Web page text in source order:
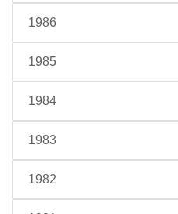
1986
1985
1984
1983
1982